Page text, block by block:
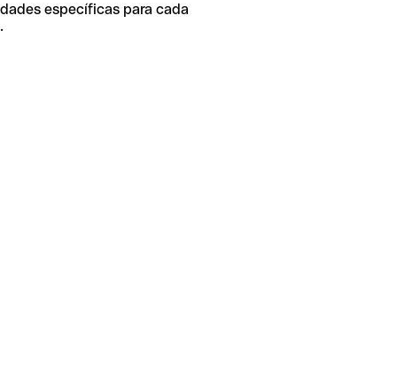
específicas para cada